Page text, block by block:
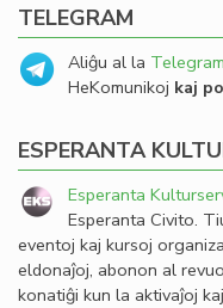
TELEGRAM
Aliĝu al la
HeKomunikoj kaj
ESPERANTA
Esperanta
Esperanta Civito.
eventoj kaj kursoj
eldonaĵoj, abonon al
konatiĝi kun la aktivaĵoj